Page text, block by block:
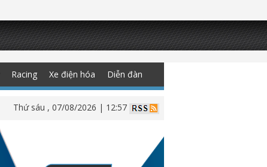
Racing Xe điện hóa Diễn đàn
Thứ sáu , 07/08/2026 | 12:57